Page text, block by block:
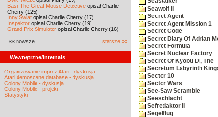
Basil The Great Mouse Detective opisał Charlie
Cherry (125)
Inny Świat opisał Charlie Cherry (17)
Inspektor opisał Charlie Cherry (19)
Grand Prix Simulator opisał Charlie Cherry (16)
«« nowsze starsze »»
Wewnętrzne/Internals
Organizowanie imprez Atari - dyskusja
Atari demoscene database - dyskusja
Colony Mobile - dyskusja
Colony Mobile - projekt
Statystyki
Seawolf II
Secret Agent
Secret Agent Mission 1
Secret Code
Secret Diary Of Adrian
Secret Formula
Secret Nuclear Factory
Secret Of Kyobu Di, The
Secretum Labyrinth
Sector 10
Sector Wars
See-Saw Scramble
Seeschlacht
Sefredaktor II
Segelflug